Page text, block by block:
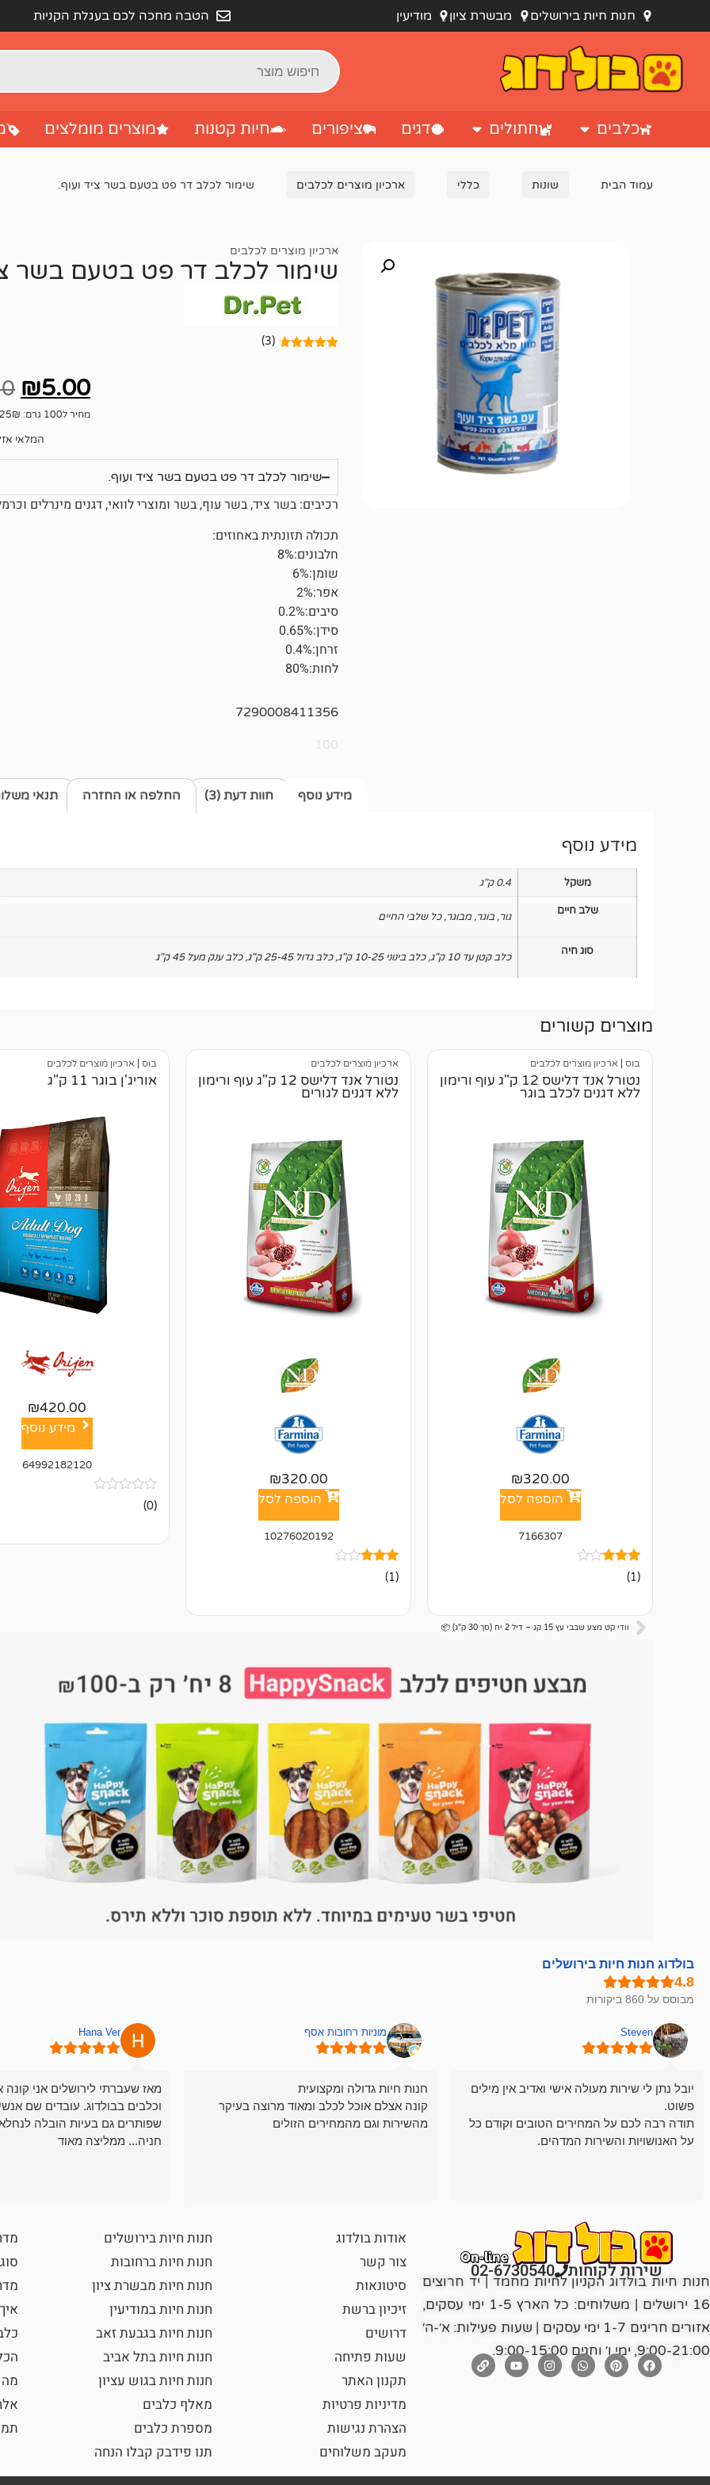
חנות חיות בירושלים מבשרת ציון מודיעין הטבה מחכה לכם בעגלת הקניות
כלבים חתולים דגים ציפורים חיות קטנות מוצרים מומלצים
עמוד הבית שונות כללי ארכיון מוצרים לכלבים שימור לכלב דר פט בטעם בשר ציד ועוף.
ארכיון מוצרים לכלבים
שימור לכלב דר פט בטעם בשר
(3)
₪5.00
מחיר ל100 גרם: 1.25₪
המלאי
שימור לכלב דר פט בטעם בשר ציד ועוף.
רכיבים: בשר ציד, בשר עוף, בשר ומוצרי לוואי, דגנים מינרלים
תכולה תזונתית באחוזים:
חלבונים:8%
שומן:6%
אפר:2%
סיבים:0.2%
סידן:0.65%
זרחן:0.4%
לחות:80%
7290008411356
100
מידע נוסף תנאי חוות דעת (3) החלפה או החזרה
מידע נוסף
משקל 0.4 ק"ג
שלב חיים גור, בוגר, מבוגר,כל שלבי החיים
סוג חיה כלב קטן עד 10 ק"ג ,כלב בינוני 10-25 ק"ג ,כלב גדול 25-45 ק"ג ,כלב ענק מעל 45 ק"ג
מוצרים קשורים
בוס ארכיון מוצרים לכלבים
נטורל אנד דלישס 12 ק"ג עוף ורימון
ללא דגנים לכלב בוגר
₪320.00
הוספה לסל
7166307
מדורג
3.00
על
1
דירוגים
(1)
ארכיון מוצרים לכלבים
נטורל אנד דלישס 12 ק"ג עוף ורימון
ללא דגנים לגורים
₪320.00
הוספה לסל
10276020192
מדורג
3.00
1(1)
בוס ארכיון מוצרים לכלבים
אוריג'ן בוגר 11 ק"ג
₪420.00
מידע נוסף
64992182120
אין
ביקורות
(0)
וודי קט מצע שבבי עץ 15 קג – דיל 2 יח (סך 30 ק"ג) 📦
בולדוג חנות חיות בירושלים
מבוסס על 860 ביקורות
Steven
יובל נתן לי שירות מעולה אישי ואדיב אין מילים
פשוט.
תודה רבה לכם על המחירים הטובים וקודם כל
על האנושויות והשירות המדהים.
מוניות רחובות אסף
חנות חיות גדולה ומקצועית
קונה אצלם אוכל לכלב ומאוד מרוצה בעיקר
מהשירות וגם מהמחירים הזולים
Hana Ver
מאז שעברתי לירושלים אני קונה
וכלבים בבולדוג. עובדים שם
שפותרים גם בעיות הובלה
חניה... ממליצה מאוד
שירות לקוחות 02-6730540
חנות חיות בולדוג הקניון לחיות מחמד | יד חרוצים
16 ירושלים | משלוחים: כל הארץ 1-5 ימי עסקים,
אזורים חריגים 1-7 ימי עסקים | שעות פעילות: א׳-ה׳
9:00-21:00, ימי ו׳ וחגים 9:00-15:00.
אודות בולדוג
צור קשר
סיטונאות
זיכיון ברשת
דרושים
שעות פתיחה
תקנון האתר
מדיניות פרטיות
הצהרת נגישות
מעקב משלוחים
חנות חיות בירושלים
חנות חיות ברחובות
חנות חיות מבשרת ציון
חנות חיות במודיעין
חנות חיות בגבעת זאב
חנות חיות בתל אביב
חנות חיות בגוש עציון
מאלף כלבים
מספרת כלבים
תנו פידבק קבלו הנחה
מה